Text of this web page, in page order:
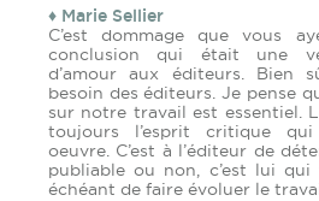
♦ Marie Sellier
C’est dommage que vous
conclusion qui était une
d’amour aux éditeurs. Bien
besoin des éditeurs. Je pense
sur notre travail est essentiel.
toujours l’esprit critique
oeuvre. C’est à l’éditeur de
publiable ou non, c’est lui
échéant de faire évoluer le